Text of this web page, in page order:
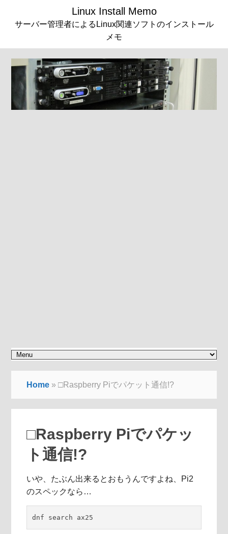
Linux Install Memo
サーバー管理者によるLinux関連ソフトのインストール
メモ
Home »□Raspberry Piでパケット通信!?
□Raspberry Piでパケッ
ト通信!?
いや、たぶん出来るとおもうんですよね、Pi2
のスペックなら…
dnf search ax25